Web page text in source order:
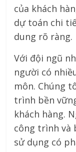
của khách
dự toán chi
dung rõ ràng.
Với đội ngũ
người có
môn. Chúng
trình bền
khách hàng.
công trình và
sử dụng có